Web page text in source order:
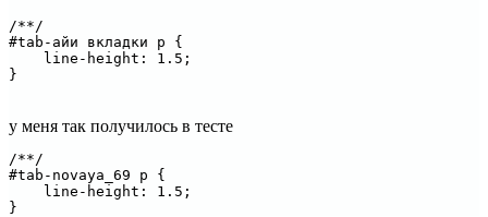
/**/
#tab-айи вкладки p {
    line-height: 1.5;
}
у меня так получилось в тесте
/**/
#tab-novaya_69 p {
    line-height: 1.5;
}